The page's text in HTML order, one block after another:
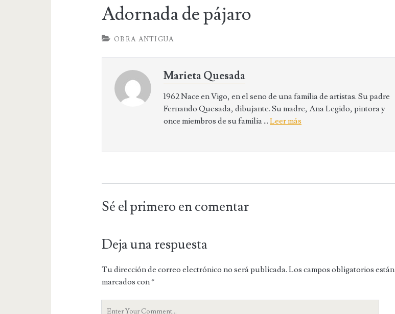
Adornada de pájaro
OBRA ANTIGUA
Marieta Quesada
1962 Nace en Vigo, en el seno de una familia de artistas. Su padre
Fernando Quesada, dibujante. Su madre, Ana Legido, pintora y
once miembros de su familia ...Leer más
Sé el primero en comentar
Deja una respuesta
Tu dirección de correo electrónico no será publicada. Los campos obligatorios están
marcados con*
Y